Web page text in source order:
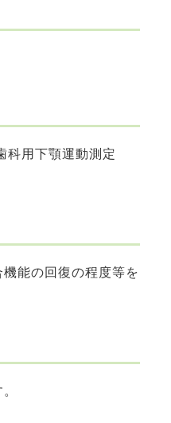
科用下顎運動測定
能の回復の程度等を